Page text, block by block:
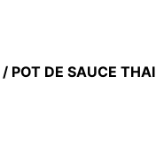
/ POT DE SAUCE THAI